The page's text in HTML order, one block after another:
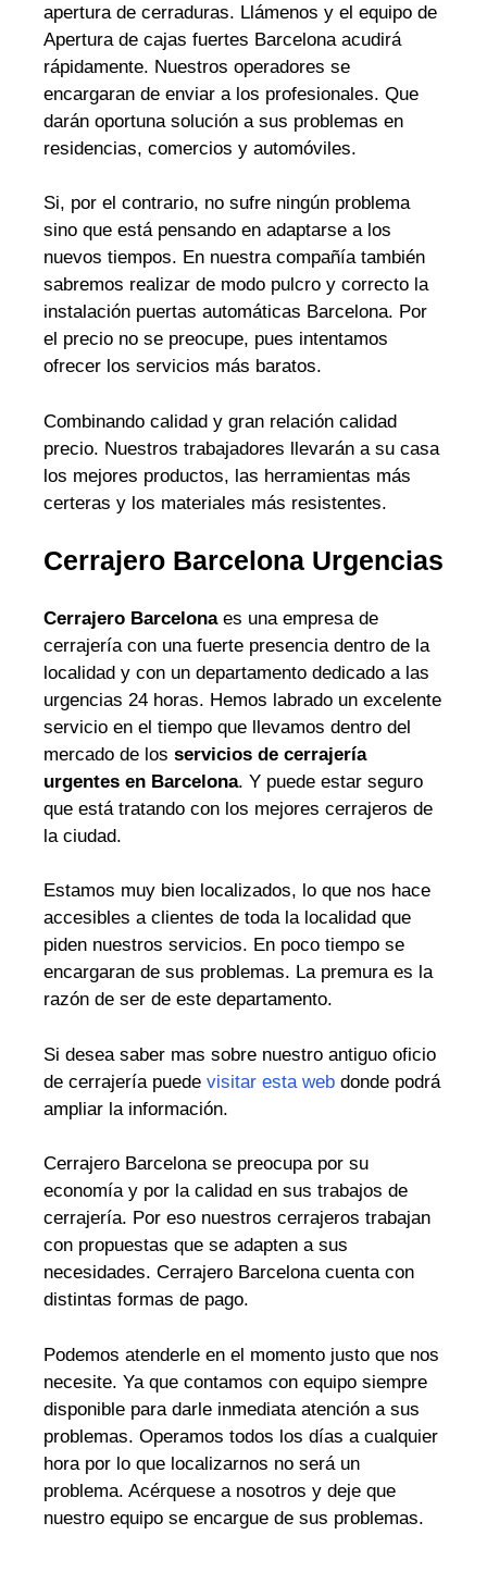
apertura de cerraduras. Llámenos y el equipo de
Apertura de cajas fuertes Barcelona acudirá
rápidamente. Nuestros operadores se
encargaran de enviar a los profesionales. Que
darán oportuna solución a sus problemas en
residencias, comercios y automóviles.
Si, por el contrario, no sufre ningún problema
sino que está pensando en adaptarse a los
nuevos tiempos. En nuestra compañía también
sabremos realizar de modo pulcro y correcto la
instalación puertas automáticas Barcelona. Por
el precio no se preocupe, pues intentamos
ofrecer los servicios más baratos.
Combinando calidad y gran relación calidad
precio. Nuestros trabajadores llevarán a su casa
los mejores productos, las herramientas más
certeras y los materiales más resistentes.
Cerrajero Barcelona Urgencias
Cerrajero Barcelonaes una empresa de
cerrajería con una fuerte presencia dentro de la
localidad y con un departamento dedicado a las
urgencias 24 horas. Hemos labrado un excelente
servicio en el tiempo que llevamos dentro del
mercado de los servicios de cerrajería
urgentes en Barcelona. Y puede estar seguro
que está tratando con los mejores cerrajeros de
la ciudad.
Estamos muy bien localizados, lo que nos hace
accesibles a clientes de toda la localidad que
piden nuestros servicios. En poco tiempo se
encargaran de sus problemas. La premura es la
razón de ser de este departamento.
Si desea saber mas sobre nuestro antiguo oficio
de cerrajería puede visitar esta web donde podrá
ampliar la información.
Cerrajero Barcelona se preocupa por su
economía y por la calidad en sus trabajos de
cerrajería. Por eso nuestros cerrajeros trabajan
con propuestas que se adapten a sus
necesidades. Cerrajero Barcelona cuenta con
distintas formas de pago.
Podemos atenderle en el momento justo que nos
necesite. Ya que contamos con equipo siempre
disponible para darle inmediata atención a sus
problemas. Operamos todos los días a cualquier
hora por lo que localizarnos no será un
problema. Acérquese a nosotros y deje que
nuestro equipo se encargue de sus problemas.